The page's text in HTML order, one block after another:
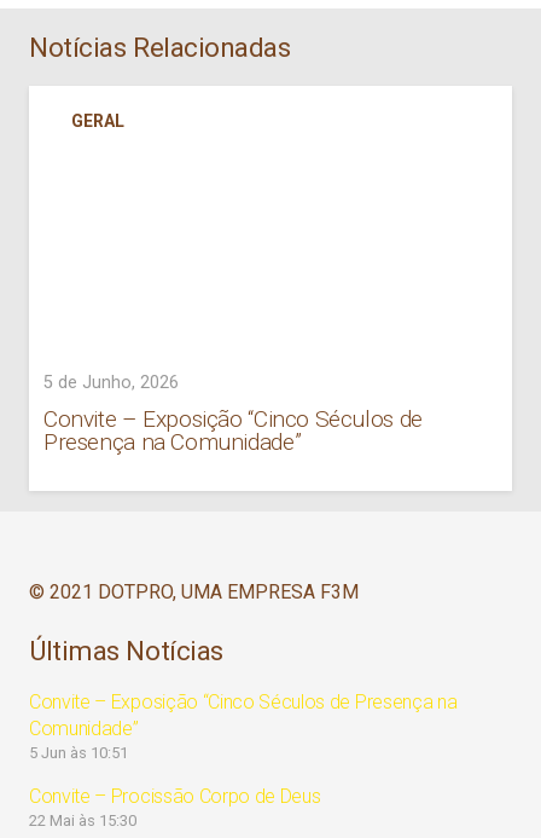
Notícias Relacionadas
GERAL
5 de Junho, 2026
Convite – Exposição “Cinco Séculos de
Presença na Comunidade”
© 2021 DOTPRO, UMA EMPRESA F3M
Últimas Notícias
Convite – Exposição “Cinco Séculos de Presença na
Comunidade”
5 Jun às 10:51
Convite – Procissão Corpo de Deus
22 Mai às 15:30